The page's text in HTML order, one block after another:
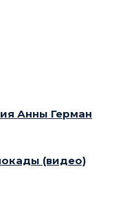
Анны Герман
(видео)